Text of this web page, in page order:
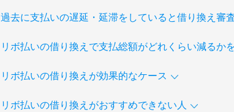
過去に支払いの遅延・延滞をしていると借り換え審
リボ払いの借り換えで支払総額がどれくらい減るか
リボ払いの借り換えが効果的なケース
リボ払いの借り換えがおすすめできない人